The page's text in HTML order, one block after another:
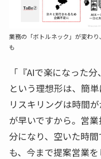
業務の「ボトルネック」が変わ
も
「『AIで楽になった
という理想形は、簡
リスキリングは時間
が早いですから。営
分になり、空いた時
も、今まで提案営業